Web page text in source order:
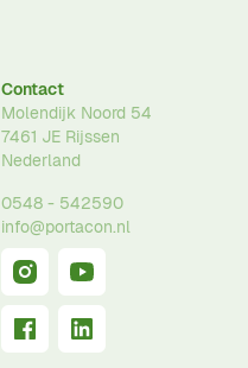
Contact
Molendijk Noord 54
7461 JE Rijssen
Nederland
0548 - 542590
info@portacon.nl